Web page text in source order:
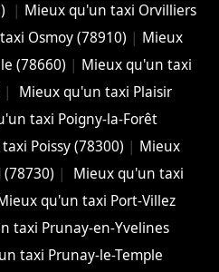
| Mieux qu'un taxi Orvilliers
Osmoy (78910) | Mieux
(78660) | Mieux qu'un taxi
|
Mieux qu'un taxi Plaisir
taxi Poigny-la-Forêt
Poissy (78300) | Mieux
|
Mieux qu'un taxi
qu'un taxi Port-Villez
taxi Prunay-en-Yvelines
taxi Prunay-le-Temple